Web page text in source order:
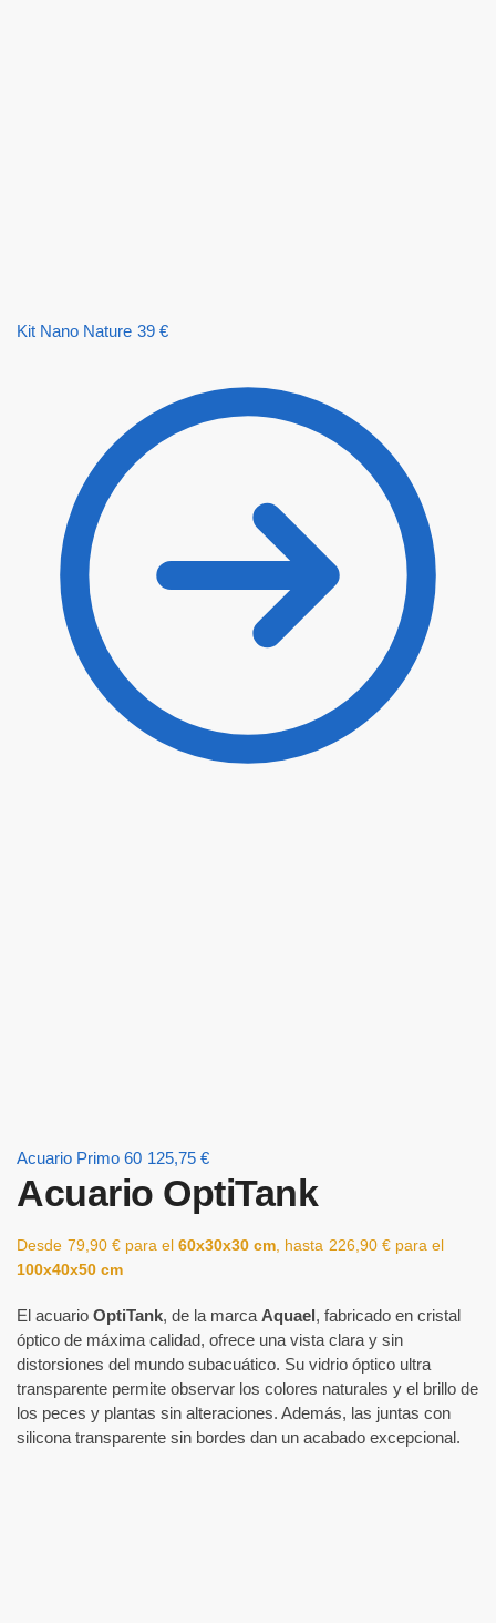
Kit Nano Nature 39 €
Acuario Primo 60 125,75 €
Acuario OptiTank
Desde 79,90 € para el 60x30x30 cm, hasta 226,90 € para el
100x40x50 cm
El acuario OptiTank, de la marca Aquael, fabricado en cristal
óptico de máxima calidad, ofrece una vista clara y sin
distorsiones del mundo subacuático. Su vidrio óptico ultra
transparente permite observar los colores naturales y el brillo de
los peces y plantas sin alteraciones. Además, las juntas con
silicona transparente sin bordes dan un acabado excepcional.